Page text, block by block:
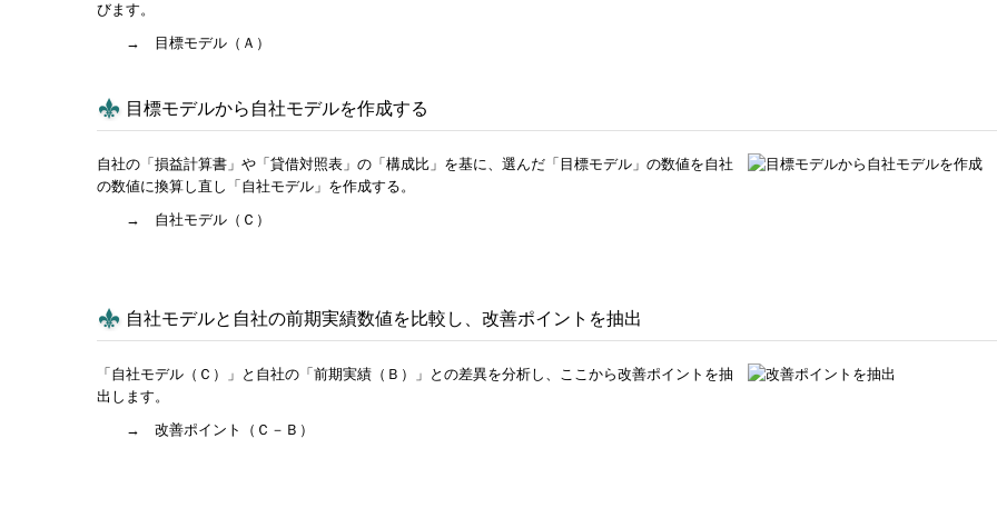
びます。
→ 目標モデル（Ａ）
目標モデルから自社モデルを作成する
自社の「損益計算書」や「貸借対照表」の「構成比」を基に、選んだ「目標モデル」の数値を自社
の数値に換算し直し「自社モデル」を作成する。
→ 自社モデル（Ｃ）
自社モデルと自社の前期実績数値を比較し、改善ポイントを抽出
「自社モデル（Ｃ）」と自社の「前期実績（Ｂ）」との差異を分析し、ここから改善ポイントを抽
出します。
→ 改善ポイント（Ｃ－Ｂ）